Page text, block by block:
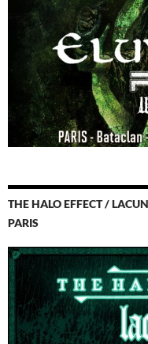
THE HALO EFFECT /
PARIS